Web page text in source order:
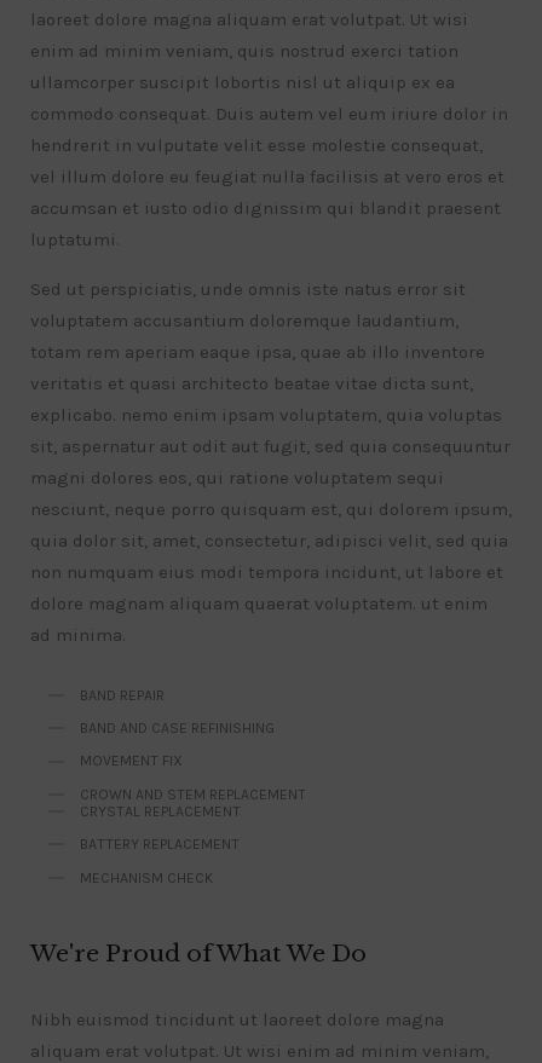
laoreet dolore magna aliquam erat volutpat. Ut wisi
enim ad minim veniam, quis nostrud exerci tation
ullamcorper suscipit lobortis nisl ut aliquip ex ea
commodo consequat. Duis autem vel eum iriure dolor in
hendrerit in vulputate velit esse molestie consequat,
vel illum dolore eu feugiat nulla facilisis at vero eros et
accumsan et iusto odio dignissim qui blandit praesent
luptatumi.
Sed ut perspiciatis, unde omnis iste natus error sit
voluptatem accusantium doloremque laudantium,
totam rem aperiam eaque ipsa, quae ab illo inventore
veritatis et quasi architecto beatae vitae dicta sunt,
explicabo. nemo enim ipsam voluptatem, quia voluptas
sit, aspernatur aut odit aut fugit, sed quia consequuntur
magni dolores eos, qui ratione voluptatem sequi
nesciunt, neque porro quisquam est, qui dolorem ipsum,
quia dolor sit, amet, consectetur, adipisci velit, sed quia
non numquam eius modi tempora incidunt, ut labore et
dolore magnam aliquam quaerat voluptatem. ut enim
ad minima.
BAND REPAIR
BAND AND CASE REFINISHING
MOVEMENT FIX
CROWN AND STEM REPLACEMENT
CRYSTAL REPLACEMENT
BATTERY REPLACEMENT
MECHANISM CHECK
We're Proud of What We Do
Nibh euismod tincidunt ut laoreet dolore magna
aliquam erat volutpat. Ut wisi enim ad minim veniam,